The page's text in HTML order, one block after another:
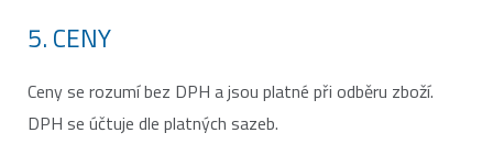
5. CENY
Ceny se rozumí bez DPH a jsou platné při odběru zboží.
DPH se účtuje dle platných sazeb.